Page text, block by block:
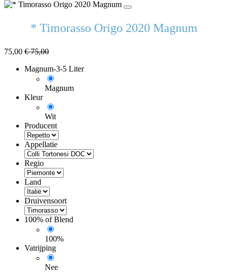
* Timorasso Origo 2020 Magnum
75,00 €75,00
Magnum-3-5 Liter
Magnum
Kleur
Wit
Producent
Appellatie
Regio
Land
Druivensoort
100% of Blend
100%
Vatrijping
Nee